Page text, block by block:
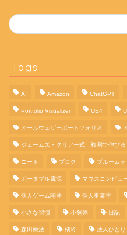
Tags
AI Amazon ChatGPT
Portfolio Visualizer UE4
オールウェザーポートフォリオ
ジェームズ・クリアー式 複利で伸びる
ニート ブログ プルームテ
ポータブル電源 マウスコンピュ
個人ゲーム開発 個人事業主
小さな習慣 小飼弾 日記
森田療法 橘玲 法人ひとり